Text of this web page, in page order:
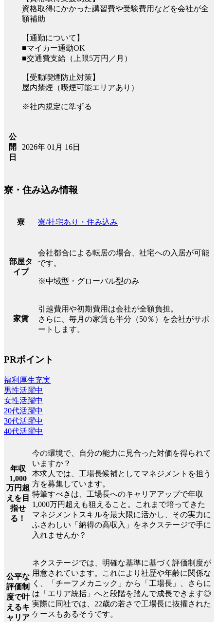
資格取得にかかった講習費や受験費用などを会社が全
額補助
【通勤について】
■マイカー通勤OK
■交通費支給（上限5万円／月）
【受動喫煙防止対策】
屋内禁煙（喫煙可能エリアあり）
※社内規定に準ずる
公
開
日
2026年 01月 16日
寮・住み込み情報
寮 寮/社宅あり・住み込み
部屋タ
イプ
会社都合による転居の場合、社宅への入居が可能
です。
※中域型・グローバル型のみ
家賃
引越費用や初期費用は会社が全額負担。
さらに、毎月の家賃も半分（50％）を会社がサポ
ートします。
PRポイント
福利厚生充実
男性活躍中
女性活躍中
20代活躍中
30代活躍中
40代活躍中
年収
1,000
万円超
えを目
指せ
る！
今の環境で、自分の能力に見合った対価を得られて
いますか？
本求人では、工場長候補としてマネジメントを担う
方を募集しています。
特筆すべきは、工場長へのキャリアアップで年収
1,000万円超えも狙えること。これまで培ってきた
マネジメントスキルを最大限に活かし、その実力に
ふさわしい「納得の高収入」をネクステージで手に
入れませんか？
公平な
評価制
度で叶
えるキ
ャリア
ネクステージでは、明確な基準に基づく評価制度が
用意されています。これにより社歴や年齢に関係な
く、「チーフメカニック」から「工場長」、さらに
は「エリア統括」へと段階を踏んで成長できます◎
実際に同社では、22歳の若さで工場長に抜擢された
ケースもあるそうです。